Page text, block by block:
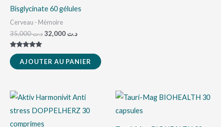
Bisglycinate 60 gélules
Cerveau - Mémoire
د.ت35,000 د.ت
Note
5.00
sur 5AJOUTER AU PANIER